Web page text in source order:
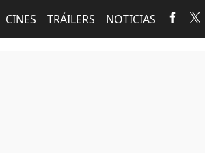
CINES TRÁILERS NOTICIAS